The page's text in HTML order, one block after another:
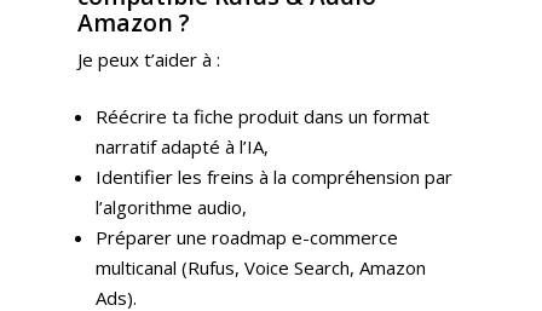
Amazon ?
Je peux t’aider à :
Réécrire ta fiche produit dans un format
narratif adapté à l’IA,
Identifier les freins à la compréhension par
l’algorithme audio,
Préparer une roadmap e-commerce
multicanal (Rufus, Voice Search, Amazon
Ads).
Expertises
Stratégie
Publicité
Solutions
Gestion Publicitaire
Agence